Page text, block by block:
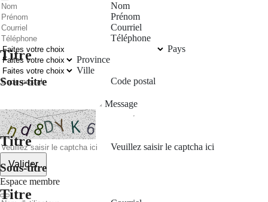
Titre
Sous-titre
Titre
Sous-titre
Titre
Nom
Prénom
Courriel
Téléphone
Pays
Province
Ville
Code postal
Message
Veuillez saisir le captcha ici
Valider
Espace membre